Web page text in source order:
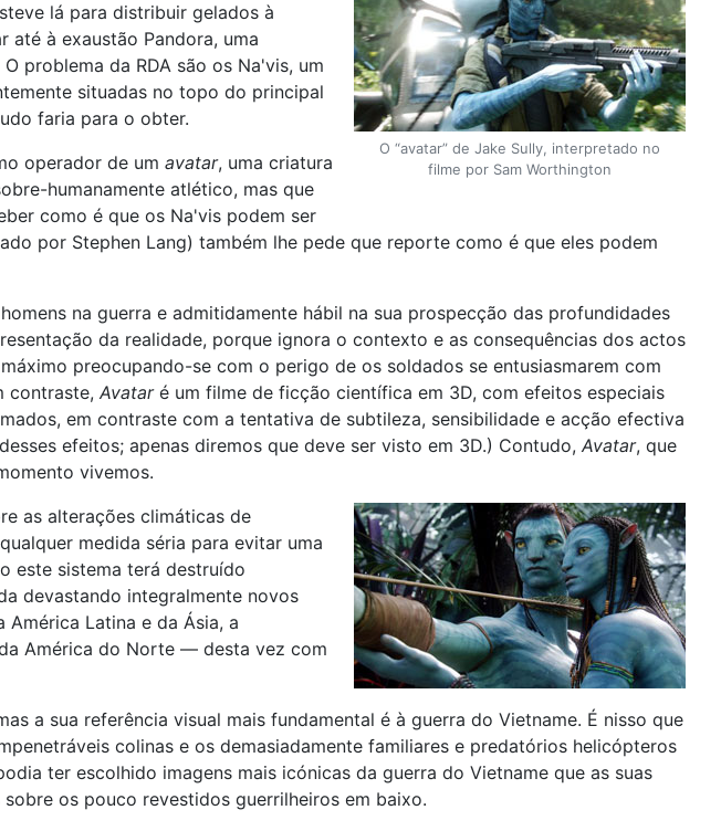
O “avatar” de Jake Sully, interpretado no
filme por Sam Worthington
lá para distribuir gelados à
até à exaustão Pandora, uma
problema da RDA são os Na'vis, um
situadas no topo do principal
faria para o obter.
operador de um avatar, uma criatura
humanamente atlético, mas que
como é que os Na'vis podem ser
por Stephen Lang) também lhe pede que reporte como é que eles podem
na guerra e admitidamente hábil na sua prospecção das profundidades
da realidade, porque ignora o contexto e as consequências dos actos
preocupando-se com o perigo de os soldados se entusiasmarem com
contraste, Avataré um filme de ficção científica em 3D, com efeitos especiais
em contraste com a tentativa de subtileza, sensibilidade e acção efectiva
efeitos; apenas diremos que deve ser visto em 3D.) Contudo, Avatar, que
vivemos.
as alterações climáticas de
medida séria para evitar uma
este sistema terá destruído
devastando integralmente novos
Latina e da Ásia, a
América do Norte — desta vez com
a sua referência visual mais fundamental é à guerra do Vietname. É nisso que
colinas e os demasiadamente familiares e predatórios helicópteros
ter escolhido imagens mais icónicas da guerra do Vietname que as suas
os pouco revestidos guerrilheiros em baixo.